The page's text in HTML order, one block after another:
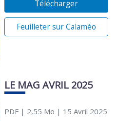
Télécharger
Feuilleter sur Calaméo
LE MAG AVRIL 2025
PDF| 2,55 Mo | 15 Avril 2025